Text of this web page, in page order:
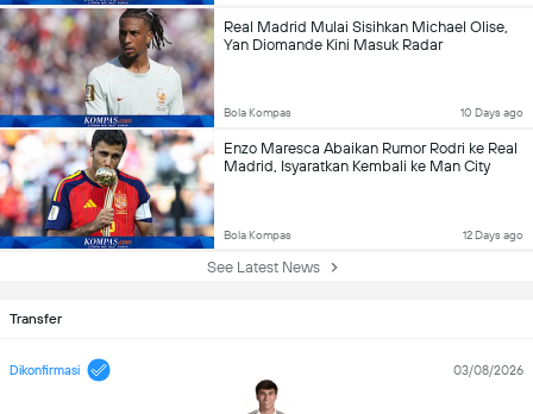
Real Madrid Mulai Sisihkan Michael Olise,
Yan Diomande Kini Masuk Radar
Bola Kompas 10 Days ago
Enzo Maresca Abaikan Rumor Rodri ke Real
Madrid, Isyaratkan Kembali ke Man City
Bola Kompas 12 Days ago
See Latest News
Transfer
Dikonfirmasi 03/08/2026